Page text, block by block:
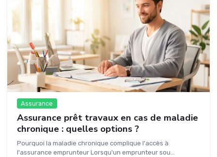
Assurance
Assurance prêt travaux en cas de maladie
chronique : quelles options ?
Pourquoi la maladie chronique complique l'accès à
l'assurance emprunteur Lorsqu'un emprunteur sou...